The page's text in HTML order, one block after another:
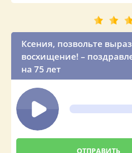
Ксения, позвольте
восхищение! –
на 75 лет